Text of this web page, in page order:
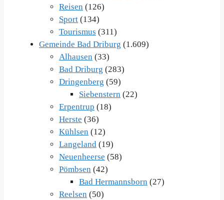
Reisen (126)
Sport (134)
Tourismus (311)
Gemeinde Bad Driburg (1.609)
Alhausen (33)
Bad Driburg (283)
Dringenberg (59)
Siebenstern (22)
Erpentrup (18)
Herste (36)
Kühlsen (12)
Langeland (19)
Neuenheerse (58)
Pömbsen (42)
Bad Hermannsborn (27)
Reelsen (50)